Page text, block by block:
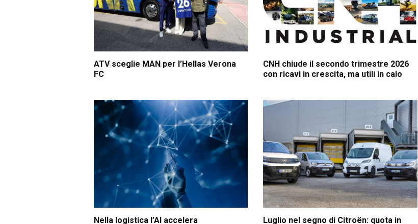
ATV sceglie MAN per l’Hellas Verona
FC
CNH chiude il secondo trimestre 2026
con ricavi in crescita, ma utili in calo
Nella logistica l’AI accelera
Luglio nel segno di Citroën: quota in